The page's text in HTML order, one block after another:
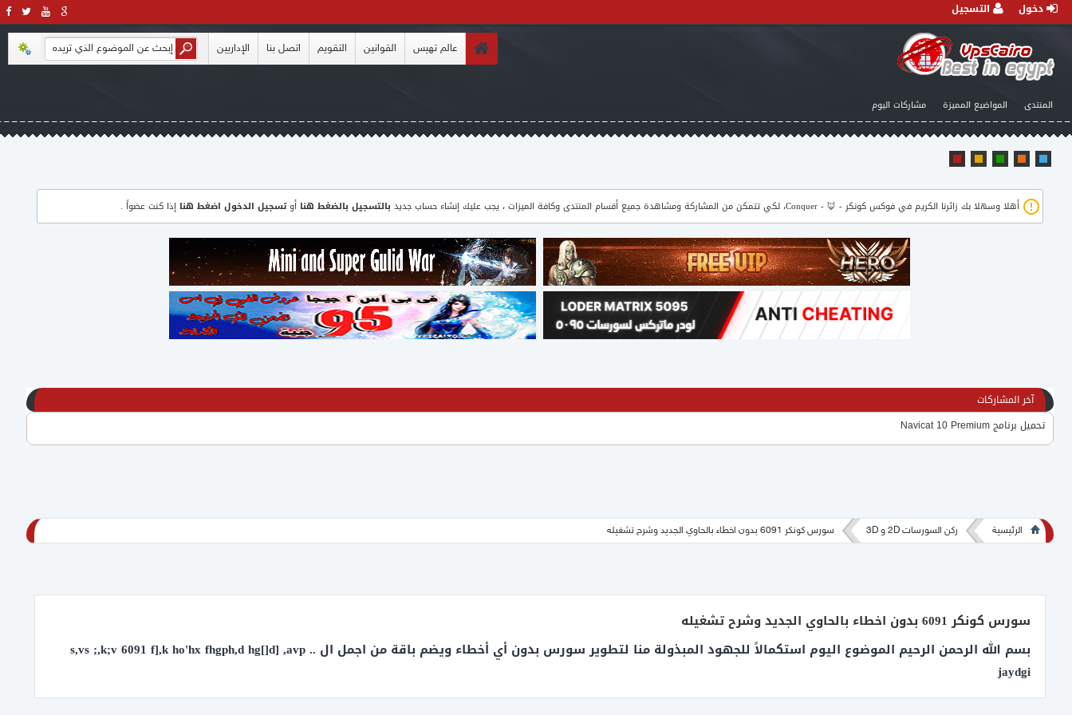
دخول التسجيل
الإداريين اتصل بنا التقويم القوانين عالم تهيس
المنتدى المواضيع المميزة مشاركات اليوم
أهلا وسهلا بك زائرنا الكريم فيفوكس كونكر - 🦊 - Conquer ، لكي تتمكن من المشاركة ومشاهدة جميع أقسام المنتدى وكافة الميزات ، يجب عليك إنشاء حساب جديد بالتسجيل بالضغط هنا أوتسجيل الدخول اضغط هنا إذا كنت عضواً .
آخر المشاركات
تحميل برنامج Navicat 10 Premium
سورس لعبة جينرال اصدار 5517 قديم يا رب يعجبكم
اوتوباتش حصري اوبن سورس - Auto Patch open source - Auto Patch Conquer Online 100%
برنامج لفك وتشفير ملف GameLoadInfo المستخدم ف الاوتو باتش
الرئيسية ركن السورسات 2D و 3D سورس كونكر 6091 بدون اخطاء بالحاوي الجديد وشرح تشغيله
سورس كونكر 6091 بدون اخطاء بالحاوي الجديد وشرح تشغيله
بسم الله الرحمن الرحيم الموضوع اليوم استكمالاً للجهود المبذولة منا لتطوير سورس بدون أي أخطاء ويضم باقة من اجمل ال .. s,vs ;,k;v 6091 f],k ho'hx fhgph,d hg[]d] ,avp
jaydgi